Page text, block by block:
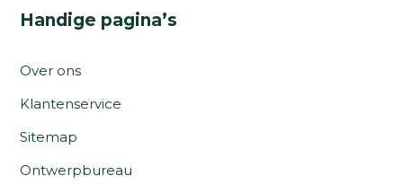
Handige pagina’s
Over ons
Klantenservice
Sitemap
Ontwerpbureau